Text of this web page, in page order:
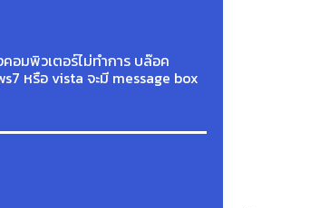
อมพิวเตอร์ไม่ทำการ บล๊อค
หรือ vista จะมี message box